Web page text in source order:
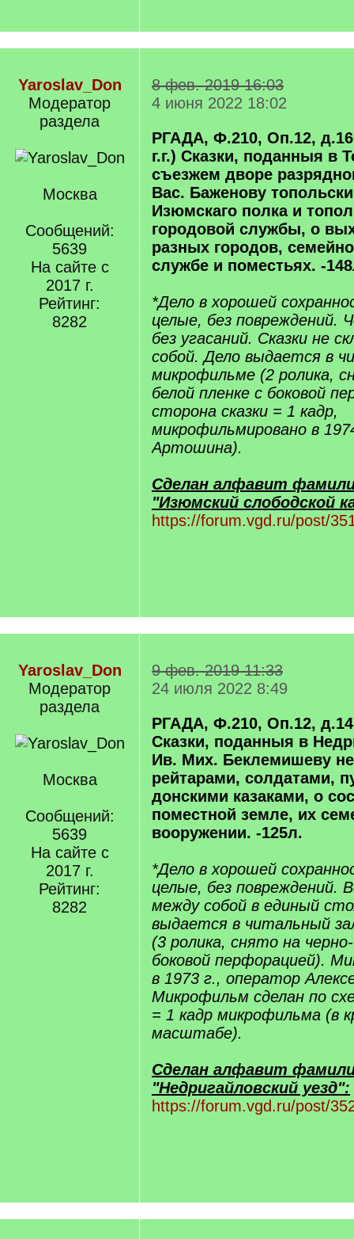
Yaroslav_Don
Модератор
раздела
Москва
Сообщений:
5639
На сайте с
2017 г.
Рейтинг:
8282
8 фев. 2019 16:03
4 июня 2022 18:02
РГАДА, Ф.210, Оп.12,
г.г.) Сказки, поданныя в
съезжем дворе
Вас. Баженову
Изюмскаго полка и
городовой службы, о
разных городов,
службе и поместьях. -
*Дело в хорошей
целые, без повреждений.
без угасаний. Сказки не
собой. Дело выдается в
микрофильме (2 ролика,
белой пленке с боковой
сторона сказки = 1 кадр,
микрофильмировано в
Артошина).
Сделан алфавит
"Изюмский слободской
https://forum.vgd.ru/post/
Yaroslav_Don
Модератор
раздела
Москва
Сообщений:
5639
На сайте с
2017 г.
Рейтинг:
8282
9 фев. 2019 11:33
24 июля 2022 8:49
РГАДА, Ф.210, Оп.12,
Сказки, поданныя в
Ив. Мих. Беклемишеву
рейтарами, солдатами,
донскими казаками, о
поместной земле, их
вооружении. -125л.
*Дело в хорошей
целые, без повреждений.
между собой в единый
выдается в читальный
(3 ролика, снято на
боковой перфорацией).
в 1973 г., оператор
Микрофильм сделан по
= 1 кадр микрофильма (в
масштабе).
Сделан алфавит
"Недригайловский уезд":
https://forum.vgd.ru/post/